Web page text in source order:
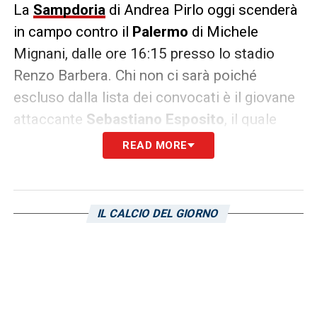
La Sampdoriadi Andrea Pirlo oggi scenderà
in campo contro il Palermo di Michele
Mignani, dalle ore 16:15 presso lo stadio
Renzo Barbera. Chi non ci sarà poiché
escluso dalla lista dei convocati è il giovane
attaccante Sebastiano Esposito, il quale
deve superare dei problemi fisici.
L’aggiornamento circa la sua condizione è
il quale ha preventivato un suo rientro per la
READ MORE
IL CALCIO DEL GIORNO